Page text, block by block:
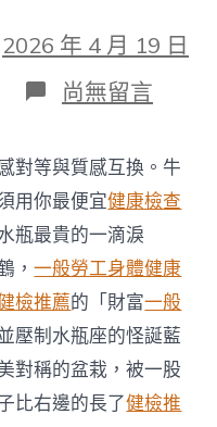
2026 年 4 月 19 日
在
〈耐
照
護
近
台
北
秀
傳
健
檢
百
歲
阿
嫲
尚無留言
對等與質感互換。牛
用你最便宜健康檢查
瓶最貴的一滴淚
，一般勞工身體健康
檢推薦的「財富一般
壓制水瓶座的怪誕藍
對稱的盆栽，被一股
比右邊的長了健檢推